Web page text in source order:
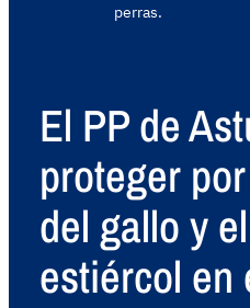
perras.
El PP de
proteger
del gallo y
estiércol en